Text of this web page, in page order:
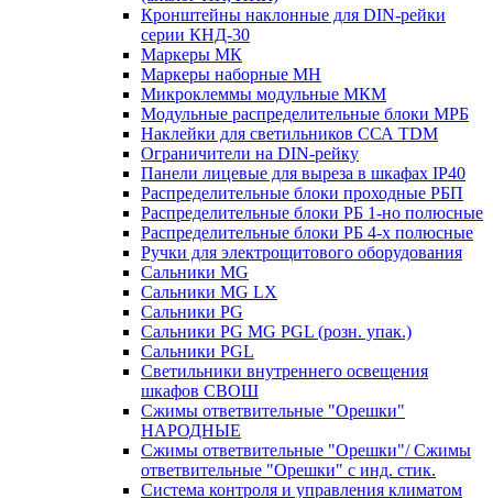
Кронштейны наклонные для DIN-рейки
серии КНД-30
Маркеры МК
Маркеры наборные МН
Микроклеммы модульные МКМ
Модульные распределительные блоки МРБ
Наклейки для светильников ССА TDM
Ограничители на DIN-рейку
Панели лицевые для выреза в шкафах IP40
Распределительные блоки проходные РБП
Распределительные блоки РБ 1-но полюсные
Распределительные блоки РБ 4-х полюсные
Ручки для электрощитового оборудования
Сальники MG
Сальники MG LX
Сальники PG
Сальники PG MG PGL (розн. упак.)
Сальники PGL
Светильники внутреннего освещения
шкафов СВОШ
Сжимы ответвительные "Орешки"
НАРОДНЫЕ
Сжимы ответвительные "Орешки"/ Сжимы
ответвительные "Орешки" с инд. стик.
Система контроля и управления климатом